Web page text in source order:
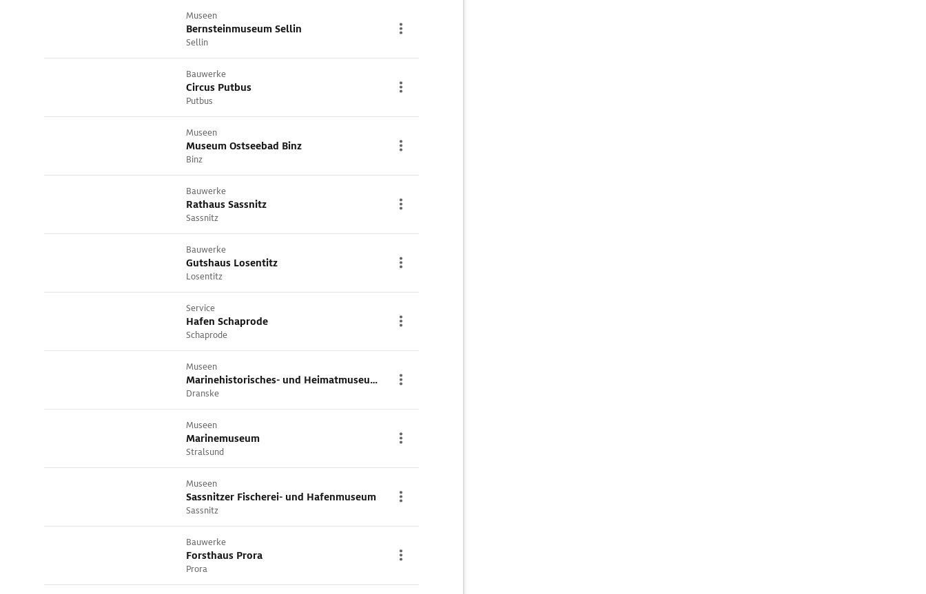
Museen
Bernsteinmuseum Sellin
Sellin
Bauwerke
Circus Putbus
Putbus
Museen
Museum Ostseebad Binz
Binz
Bauwerke
Rathaus Sassnitz
Sassnitz
Bauwerke
Gutshaus Losentitz
Losentitz
Service
Hafen Schaprode
Schaprode
Museen
Marinehistorisches- und Heimatmuseum Dranske/ Bug
Dranske
Museen
Marinemuseum
Stralsund
Museen
Sassnitzer Fischerei- und Hafenmuseum
Sassnitz
Bauwerke
Forsthaus Prora
Prora